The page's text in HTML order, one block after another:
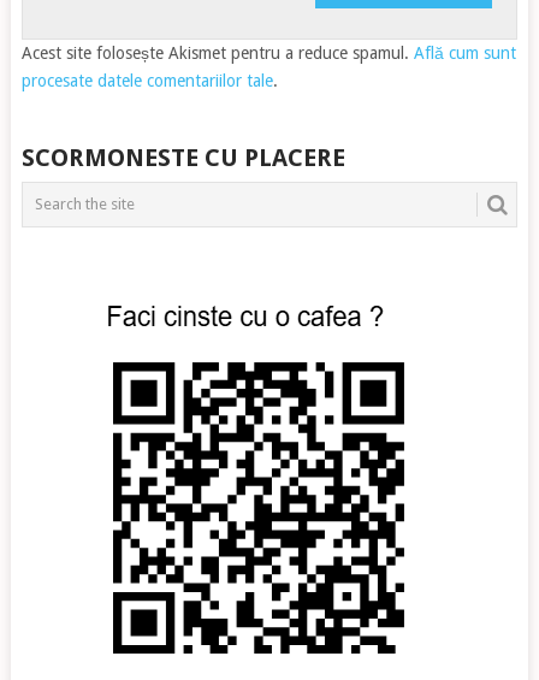
Acest site folosește Akismet pentru a reduce spamul. Află cum sunt
procesate datele comentariilor tale.
SCORMONESTE CU PLACERE